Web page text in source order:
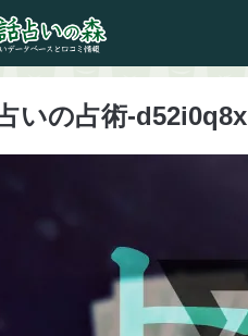
いの占術-d52i0q8x